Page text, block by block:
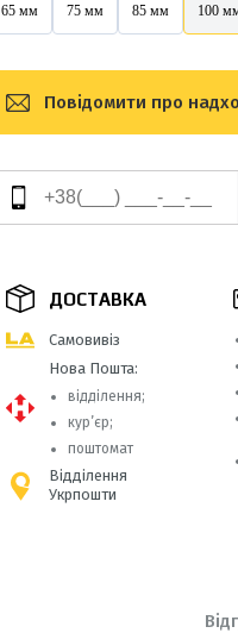
65 мм 75 мм 85 мм 100
Повідомити про
ДОСТАВКА
Самовивіз
Нова Пошта:
відділення;
кур’єр;
поштомат
Відділення
Укрпошти